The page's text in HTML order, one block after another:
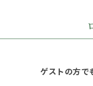
ゲストの方で